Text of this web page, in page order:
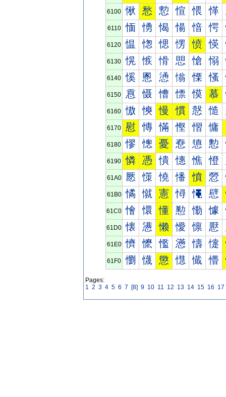
6100 愀 愁 愂 愃 愄 愅
6110 愐 愑 愒 愓 愔 愕
6120 愠 愡 愢 愣 愤 愥
6130 愰 愱 愲 愳 愴 愵
6140 慀 慁 慂 慃 慄 慅
6150 慐 慑 慒 慓 慔 慕
6160 慠 慡 慢 慣 慤 慥
6170 慰 慱 慲 慳 慴 慵
6180 憀 憁 憂 憃 憄 憅
6190 憐 憑 憒 憓 憔 憕
61A0 憠 憡 憢 憣 憤 憥
61B0 憰 憱 憲 憳 憴 憵
61C0 懀 懁 懂 懃 懄 懅
61D0 懐 懑 懒 懓 懔 懕
61E0 懠 懡 懢 懣 懤 懥
61F0 懰 懱 懲 懳 懴 懵
Pages:
1 2 3 4 5 6 7 [8] 9 10 11 12 13 14 15 16 17